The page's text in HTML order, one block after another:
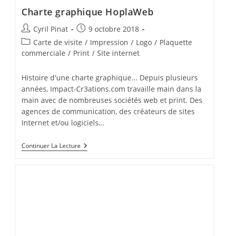
Charte graphique HoplaWeb
Auteur/autrice
de
la
Cyril Pinat
Publication
publiée :
9 octobre 2018
Post
category:
Carte de visite / Impression / Logo / Plaquette
commerciale / Print / Site internet
Histoire d'une charte graphique... Depuis plusieurs
années, Impact-Cr3ations.com travaille main dans la
main avec de nombreuses sociétés web et print. Des
agences de communication, des créateurs de sites
Internet et/ou logiciels…
Continuer La Lecture Charte
Graphique